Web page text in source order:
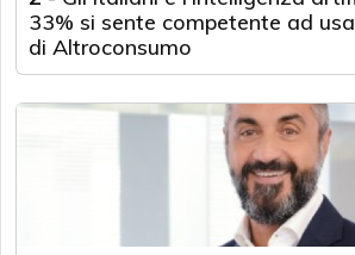
33% si sente competente ad
di Altroconsumo